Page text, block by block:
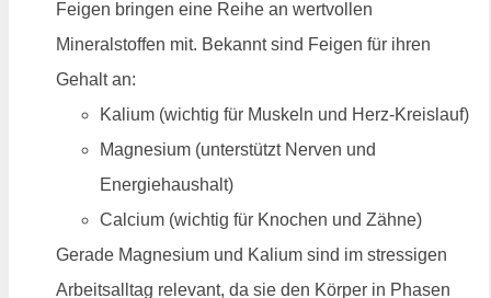
Feigen bringen eine Reihe an wertvollen
Mineralstoffen mit. Bekannt sind Feigen für ihren
Gehalt an:
Kalium (wichtig für Muskeln und Herz-Kreislauf)
Magnesium (unterstützt Nerven und
Energiehaushalt)
Calcium (wichtig für Knochen und Zähne)
Gerade Magnesium und Kalium sind im stressigen
Arbeitsalltag relevant, da sie den Körper in Phasen